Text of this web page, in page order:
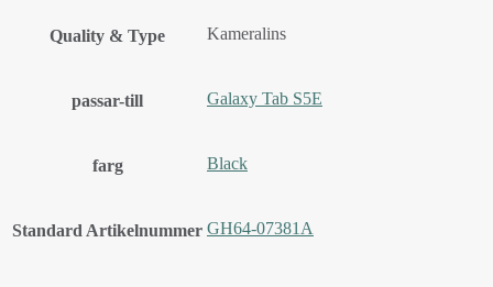
Quality & Type Kameralins
passar-till Galaxy Tab S5E
farg Black
Standard Artikelnummer GH64-07381A